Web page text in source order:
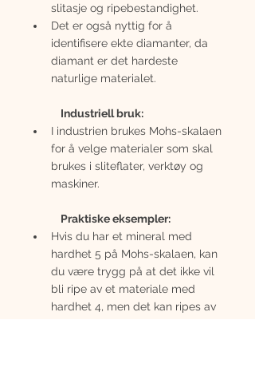
slitasje og ripebestandighet.
Det er også nyttig for å
identifisere ekte diamanter, da
diamant er det hardeste
naturlige materialet.
Industriell bruk:
I industrien brukes Mohs-skalaen
for å velge materialer som skal
brukes i sliteflater, verktøy og
maskiner.
Praktiske eksempler:
Hvis du har et mineral med
hardhet 5 på Mohs-skalaen, kan
du være trygg på at det ikke vil
bli ripe av et materiale med
hardhet 4, men det kan ripes av